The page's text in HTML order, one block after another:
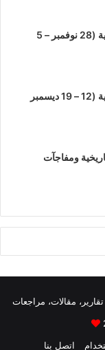
نشرة أخبار الأنمي الأسبوعية (28 نوفمبر – 5
نشرة أخبار الأنمي الأسبوعية (12 – 19 ديسمبر
بداية تاريخية ومفاجآت
مقالات، مراجعات
اتصل بنا